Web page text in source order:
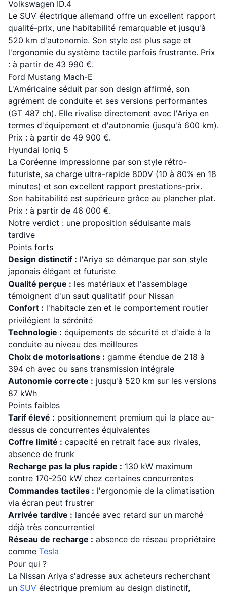
Volkswagen ID.4
Le SUV électrique allemand offre un excellent rapport
qualité-prix, une habitabilité remarquable et jusqu'à
520 km d'autonomie. Son style est plus sage et
l'ergonomie du système tactile parfois frustrante. Prix
: à partir de 43 990 €.
Ford Mustang Mach-E
L'Américaine séduit par son design affirmé, son
agrément de conduite et ses versions performantes
(GT 487 ch). Elle rivalise directement avec l'Ariya en
termes d'équipement et d'autonomie (jusqu'à 600 km).
Prix : à partir de 49 900 €.
Hyundai Ioniq 5
La Coréenne impressionne par son style rétro-
futuriste, sa charge ultra-rapide 800V (10 à 80% en 18
minutes) et son excellent rapport prestations-prix.
Son habitabilité est supérieure grâce au plancher plat.
Prix : à partir de 46 000 €.
Notre verdict : une proposition séduisante mais
tardive
Points forts
Design distinctif : l'Ariya se démarque par son style
japonais élégant et futuriste
Qualité perçue : les matériaux et l'assemblage
témoignent d'un saut qualitatif pour Nissan
Confort : l'habitacle zen et le comportement routier
privilégient la sérénité
Technologie : équipements de sécurité et d'aide à la
conduite au niveau des meilleures
Choix de motorisations : gamme étendue de 218 à
394 ch avec ou sans transmission intégrale
Autonomie correcte : jusqu'à 520 km sur les versions
87 kWh
Points faibles
Tarif élevé : positionnement premium qui la place au-
dessus de concurrentes équivalentes
Coffre limité : capacité en retrait face aux rivales,
absence de frunk
Recharge pas la plus rapide : 130 kW maximum
contre 170-250 kW chez certaines concurrentes
Commandes tactiles : l'ergonomie de la climatisation
via écran peut frustrer
Arrivée tardive : lancée avec retard sur un marché
déjà très concurrentiel
Réseau de recharge : absence de réseau propriétaire
comme Tesla
Pour qui ?
La Nissan Ariya s'adresse aux acheteurs recherchant
un SUV électrique premium au design distinctif,